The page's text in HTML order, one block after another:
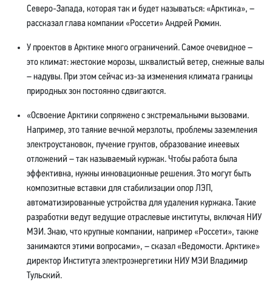
Северо-Запада, которая так и будет называться: «Арктика», –
рассказал глава компании «Россети» Андрей Рюмин.
У проектов в Арктике много ограничений. Самое очевидное –
это климат: жестокие морозы, шквалистый ветер, снежные валы
– надувы. При этом сейчас из-за изменения климата границы
природных зон постоянно сдвигаются.
«Освоение Арктики сопряжено с экстремальными вызовами.
Например, это таяние вечной мерзлоты, проблемы заземления
электроустановок, пучение грунтов, образование инеевых
отложений – так называемый куржак. Чтобы работа была
эффективна, нужны инновационные решения. Это могут быть
композитные вставки для стабилизации опор ЛЭП,
автоматизированные устройства для удаления куржака. Такие
разработки ведут ведущие отраслевые институты, включая НИУ
МЭИ. Знаю, что крупные компании, например «Россети», также
занимаются этими вопросами», – сказал «Ведомости. Арктике»
директор Института электроэнергетики НИУ МЭИ Владимир
Тульский.